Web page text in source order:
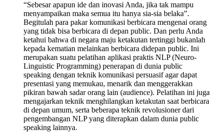
“Sebesar apapun ide dan inovasi Anda, jika tak mampu
menyampaikan maka semua itu hanya sia-sia belaka”.
Begitulah para pakar komunikasi berbicara mengenai orang
yang tidak bisa berbicara di depan public. Dan perlu Anda
ketahui bahwa di negara maju ketakutan tertinggi bukanlah
kepada kematian melainkan berbicara didepan public. Ini
merupakan suatu pelatihan aplikasi praktis NLP (Neuro-
Linguistic Programming) penerapan di dunia public
speaking dengan teknik komunikasi persuasif agar dapat
presentasi yang memukau, menarik dan menggerakkan
pikiran bawah sadar orang lain (audience). Pelatihan ini juga
mengajarkan teknik menghilangkan ketakutan saat berbicara
di depan umum, serta beberapa teknik revolusioner dari
pengembangan NLP yang diterapkan dalam dunia public
speaking lainnya.